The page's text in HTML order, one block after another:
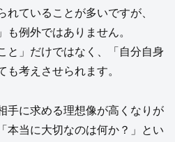
れていることが多いですが、
も例外ではありません。
と」だけではなく、「自分自身
も考えさせられます。
手に求める理想像が高くなりが
本当に大切なのは何か？」とい